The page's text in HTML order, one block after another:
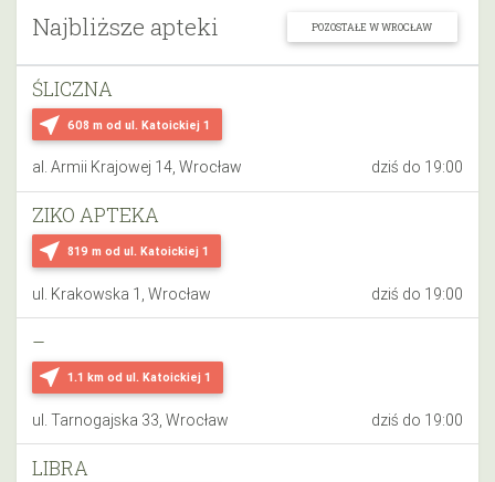
Najbliższe apteki POZOSTAŁE W WROCŁAW
near_me 608 m od ul. Katoickiej 1
ŚLICZNA
al. Armii Krajowej 14, Wrocław dziś do 19:00
near_me 819 m od ul. Katoickiej 1
ZIKO APTEKA
ul. Krakowska 1, Wrocław dziś do 19:00
near_me 1.1 km od ul. Katoickiej 1
–
ul. Tarnogajska 33, Wrocław dziś do 19:00
LIBRA